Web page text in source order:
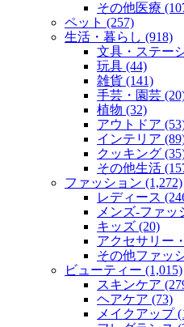
その他医療
ペット (257)
生活・暮らし (918)
文具・ステー
玩具 (44)
雑貨 (141)
手芸・園芸
植物 (32)
アウトドア
インテリア
クッキング
その他生活
ファッション (1,272)
レディース
メンズ‐ファッ
キッズ (20)
アクセサリー
その他ファッ
ビューティー (1,015)
スキンケア
ヘアケア (73)
メイクアップ